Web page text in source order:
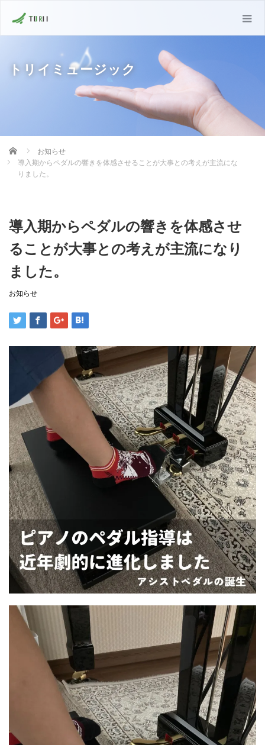
トリイミュージック
Home
お知らせ
導入期からペダルの響きを体感させることが大事との考えが主流にな
りました。
導入期からペダルの響きを体感させ
ることが大事との考えが主流になり
ました。
お知らせ